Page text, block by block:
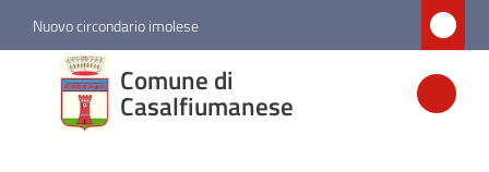
Vai al contenuto
Vai alla navigazione
Vai al footer
Nuovo circondario imolese
Comune di
Casalfiumanese
Comune di
Casalfiumanese